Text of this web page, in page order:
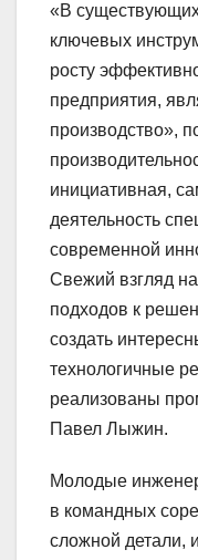
«В
ключевых
росту
предприятия,
производство»,
инициативная,
деятельность
современной
Свежий взгляд
подходов к
создать
технологичные
реализованы
Павел Лыжин.
Молодые
в командных
сложной детали,